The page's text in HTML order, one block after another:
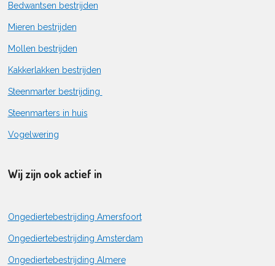
Bedwantsen bestrijden
Mieren bestrijden
Mollen bestrijden
Kakkerlakken bestrijden
Steenmarter bestrijding
Steenmarters in huis
Vogelwering
Wij zijn ook actief in
Ongediertebestrijding Amersfoort
Ongediertebestrijding Amsterdam
Ongediertebestrijding Almere